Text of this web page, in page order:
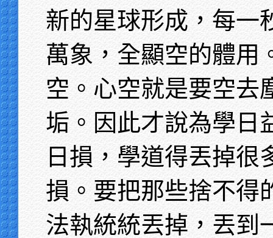
新的星球形成，每一
萬象，全顯空的體用
空。心空就是要空
垢。因此才說為學日
日損，學道得丟掉很
損。要把那些捨不得
法執統統丟掉，丟到